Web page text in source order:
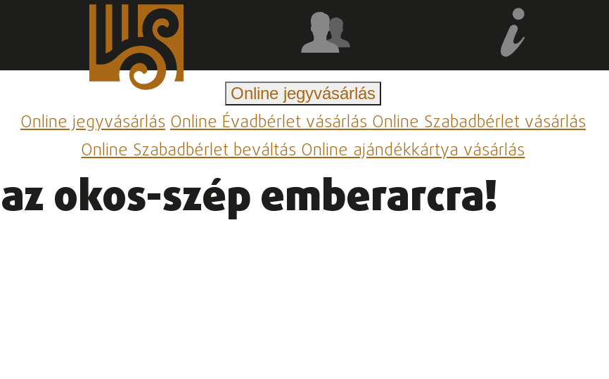
Online jegyvásárlás
Online jegyvásárlásOnline Évadbérlet vásárlásOnline Szabadbérlet vásárlás
Online Szabadbérlet beváltásOnline ajándékkártya vásárlás
okos-szép emberarcra!